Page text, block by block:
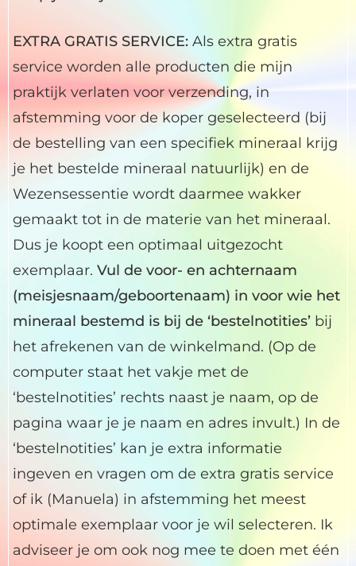
EXTRA GRATIS SERVICE:Als extra gratis
service worden alle producten die mijn
praktijk verlaten voor verzending, in
afstemming voor de koper geselecteerd (bij
de bestelling van een specifiek mineraal krijg
je het bestelde mineraal natuurlijk) en de
Wezensessentie wordt daarmee wakker
gemaakt tot in de materie van het mineraal.
Dus je koopt een optimaal uitgezocht
exemplaar. Vul de voor- en achternaam
(meisjesnaam/geboortenaam) in voor wie het
mineraal bestemd is bij de ‘bestelnotities’bij
het afrekenen van de winkelmand. (Op de
computer staat het vakje met de
‘bestelnotities’ rechts naast je naam, op de
pagina waar je je naam en adres invult.) In de
‘bestelnotities’ kan je extra informatie
ingeven en vragen om de extra gratis service
of ik (Manuela) in afstemming het meest
optimale exemplaar voor je wil selecteren. Ik
adviseer je om ook nog mee te doen met één